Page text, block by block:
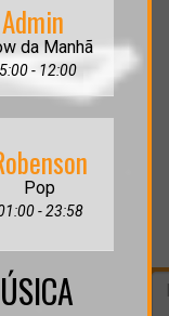
Admin
da Manhã
- 12:00
Pop
- 23:58